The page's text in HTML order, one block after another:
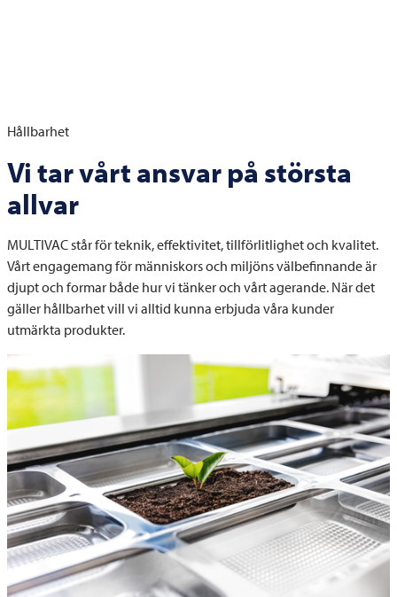
Hållbarhet
Vi tar vårt ansvar på största
allvar
MULTIVACstår för teknik, effektivitet, tillförlitlighet och kvalitet.
Vårt engagemang för människors och miljöns välbefinnande är
djupt och formar både hur vi tänker och vårt agerande. När det
gäller hållbarhet vill vi alltid kunna erbjuda våra kunder
utmärkta produkter.